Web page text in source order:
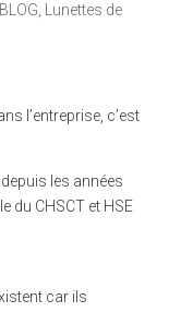
BLOG
Lunettes de
l’entreprise, c’est
les années
du CHSCT et HSE
car ils